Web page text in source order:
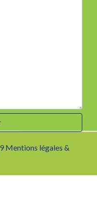
Mentions légales &